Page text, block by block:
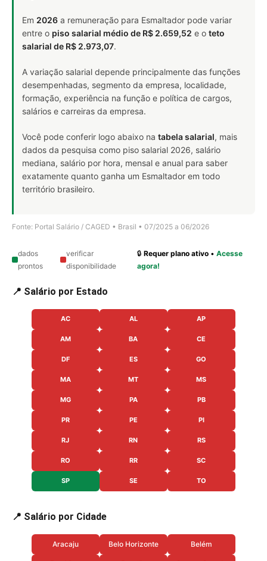
Em 2026 a remuneração para Esmaltador pode variar
entre o piso salarial médio de R$ 2.659,52 e o teto
salarial de R$ 2.973,07.
A variação salarial depende principalmente das funções
desempenhadas, segmento da empresa, localidade,
formação, experiência na função e política de cargos,
salários e carreiras da empresa.
Você pode conferir logo abaixo na tabela salarial, mais
dados da pesquisa como piso salarial 2026, salário
mediana, salário por hora, mensal e anual para saber
exatamente quanto ganha um Esmaltador em todo
território brasileiro.
Fonte: Portal Salário / CAGED • Brasil • 07/2025 a 06/2026
dados
prontos
verificar
disponibilidade
🔒Requer plano ativo •Acesse
agora!
📍 Salário por Estado
AC AL AP
AM BA CE
DF ES GO
MA MT MS
MG PA PB
PR PE PI
RJ RN RS
RO RR SC
SP SE TO
📍 Salário por Cidade
Aracaju Belo Horizonte Belém